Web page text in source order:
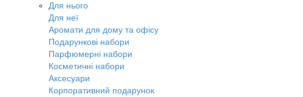
Для нього
Для неї
Аромати для дому та офісу
Подарункові набори
Парфюмерні набори
Косметичні набори
Аксесуари
Корпоративний подарунок